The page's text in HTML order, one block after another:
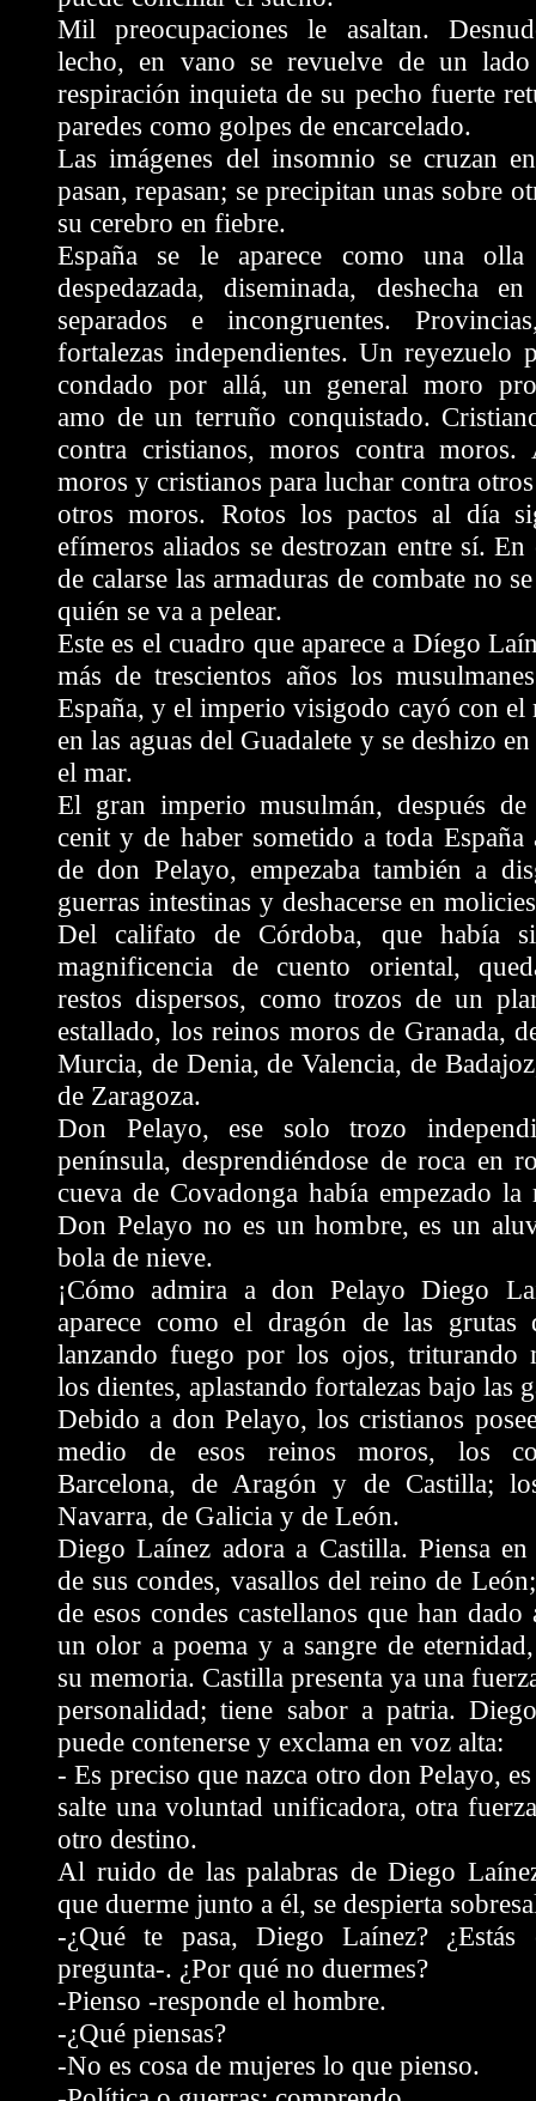
Mil preocupaciones le asaltan.
lecho, en vano se revuelve de un
respiración inquieta de su pecho fuerte
paredes como golpes de encarcelado.
Las imágenes del insomnio se cruzan
pasan, repasan; se precipitan unas sobre
su cerebro en fiebre.
España se le aparece como una
despedazada, diseminada, deshecha
separados e incongruentes.
fortalezas independientes. Un reyezuelo
condado por allá, un general moro
amo de un terruño conquistado.
contra cristianos, moros contra moros.
moros y cristianos para luchar contra
otros moros. Rotos los pactos al día
efímeros aliados se destrozan entre sí.
de calarse las armaduras de combate no
quién se va a pelear.
Este es el cuadro que aparece a Díego
más de trescientos años los
España, y el imperio visigodo cayó con
en las aguas del Guadalete y se deshizo
el mar.
El gran imperio musulmán, después
cenit y de haber sometido a toda España
de don Pelayo, empezaba también a
guerras intestinas y deshacerse en
Del califato de Córdoba, que había
magnificencia de cuento oriental,
restos dispersos, como trozos de un
estallado, los reinos moros de Granada,
Murcia, de Denia, de Valencia, de
de Zaragoza.
Don Pelayo, ese solo trozo
península, desprendiéndose de roca en
cueva de Covadonga había empezado la
Don Pelayo no es un hombre, es un
bola de nieve.
¡Cómo admira a don Pelayo Diego
aparece como el dragón de las grutas
lanzando fuego por los ojos, triturando
los dientes, aplastando fortalezas bajo las
Debido a don Pelayo, los cristianos
medio de esos reinos moros, los
Barcelona, de Aragón y de Castilla;
Navarra, de Galicia y de León.
Diego Laínez adora a Castilla. Piensa en
de sus condes, vasallos del reino de
de esos condes castellanos que han dado
un olor a poema y a sangre de
su memoria. Castilla presenta ya una
personalidad; tiene sabor a patria.
puede contenerse y exclama en voz alta:
- Es preciso que nazca otro don Pelayo,
salte una voluntad unificadora, otra
otro destino.
Al ruido de las palabras de Diego
que duerme junto a él, se despierta
-¿Qué te pasa, Diego Laínez? ¿Estás
pregunta-. ¿Por qué no duermes?
-Pienso -responde el hombre.
-¿Qué piensas?
-No es cosa de mujeres lo que pienso.